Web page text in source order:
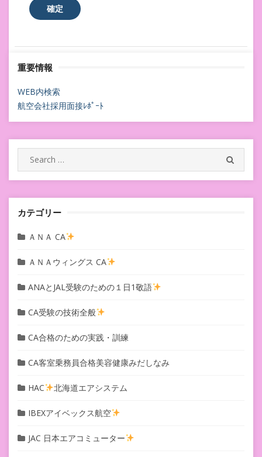
重要情報
WEB内検索
航空会社採用面接ﾚﾎﾟｰﾄ
Search
for:
カテゴリー
ＡＮＡ CA
ＡＮＡウィングス CA
ANAとJAL受験のための１日1敬語
CA受験の技術全般
CA合格のための実践・訓練
CA客室乗務員合格美容健康みだしなみ
HAC 北海道エアシステム
IBEXアイベックス航空
JAC 日本エアコミューター